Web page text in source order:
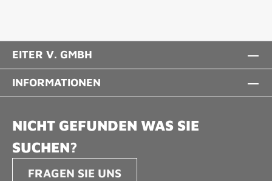
EITER V. GMBH
INFORMATIONEN
NICHT GEFUNDEN WAS SIE
SUCHEN?
FRAGEN SIE UNS